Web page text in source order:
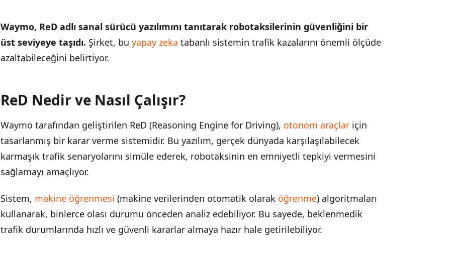
Waymo, ReD adlı sanal sürücü yazılımını tanıtarak robotaksilerinin güvenliğini bir
üst seviyeye taşıdı. Şirket, bu yapay zeka tabanlı sistemin trafik kazalarını önemli ölçüde
azaltabileceğini belirtiyor.
İÇINDEKILER
ReD Nedir ve Nasıl Çalışır?
Sektörün Geleceğine Etkileri
ReD Nedir ve Nasıl Çalışır?
Waymo tarafından geliştirilen ReD (Reasoning Engine for Driving), otonom araçlar için
tasarlanmış bir karar verme sistemidir. Bu yazılım, gerçek dünyada karşılaşılabilecek
karmaşık trafik senaryolarını simüle ederek, robotaksinin en emniyetli tepkiyi vermesini
sağlamayı amaçlıyor.
Sistem, makine öğrenmesi (makine verilerinden otomatik olarak öğrenme) algoritmaları
kullanarak, binlerce olası durumu önceden analiz edebiliyor. Bu sayede, beklenmedik
trafik durumlarında hızlı ve güvenli kararlar almaya hazır hale getirilebiliyor.